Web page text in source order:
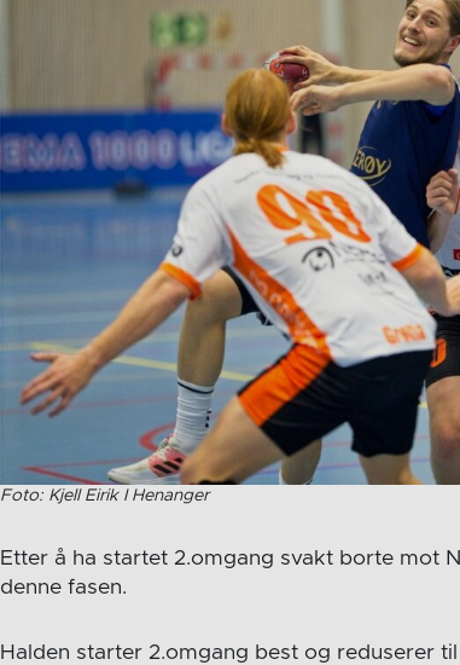
Foto: Kjell Eirik I Henanger
Etter å ha startet 2.omgang svakt borte mot
denne fasen.
Halden starter 2.omgang best og reduserer